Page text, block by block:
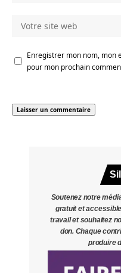
Enregistrer mon nom, mon
pour mon prochain
Soutenez notre
gratuit et
travail et souhaitez
don. Chaque
produire